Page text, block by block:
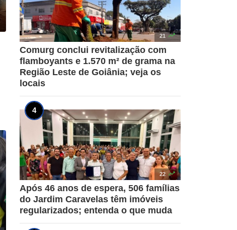
21 
Comurg conclui revitalização com
flamboyants e 1.570 m² de grama na
Região Leste de Goiânia; veja os
locais
22 
Após 46 anos de espera, 506 famílias
do Jardim Caravelas têm imóveis
regularizados; entenda o que muda